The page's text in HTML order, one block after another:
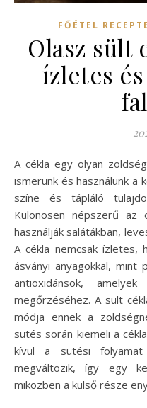
FŐÉTEL
Olasz sült
ízletes
A cékla egy olyan zöldség, amelyet már évszázadok óta
ismerünk és használunk a
színe és tápláló
Különösen népszerű az
használják salátákban,
A cékla nemcsak ízletes,
ásványi anyagokkal, mint
antioxidánsok,
megőrzéséhez. A sült
módja ennek a
sütés során kiemeli a
kívül a sütési
megváltozik, így egy
miközben a külső része